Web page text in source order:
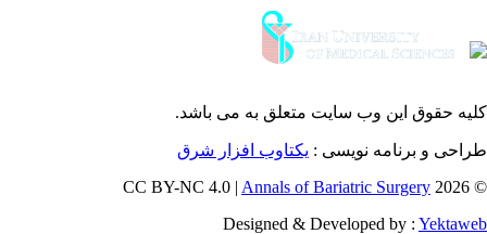
حقوق این وب سایت متعلق بهمی باشد.
و برنامه نویسی : یکتاوب افزار شرق
©
Annals of Bariatric Surgery
Designed & Developed by :